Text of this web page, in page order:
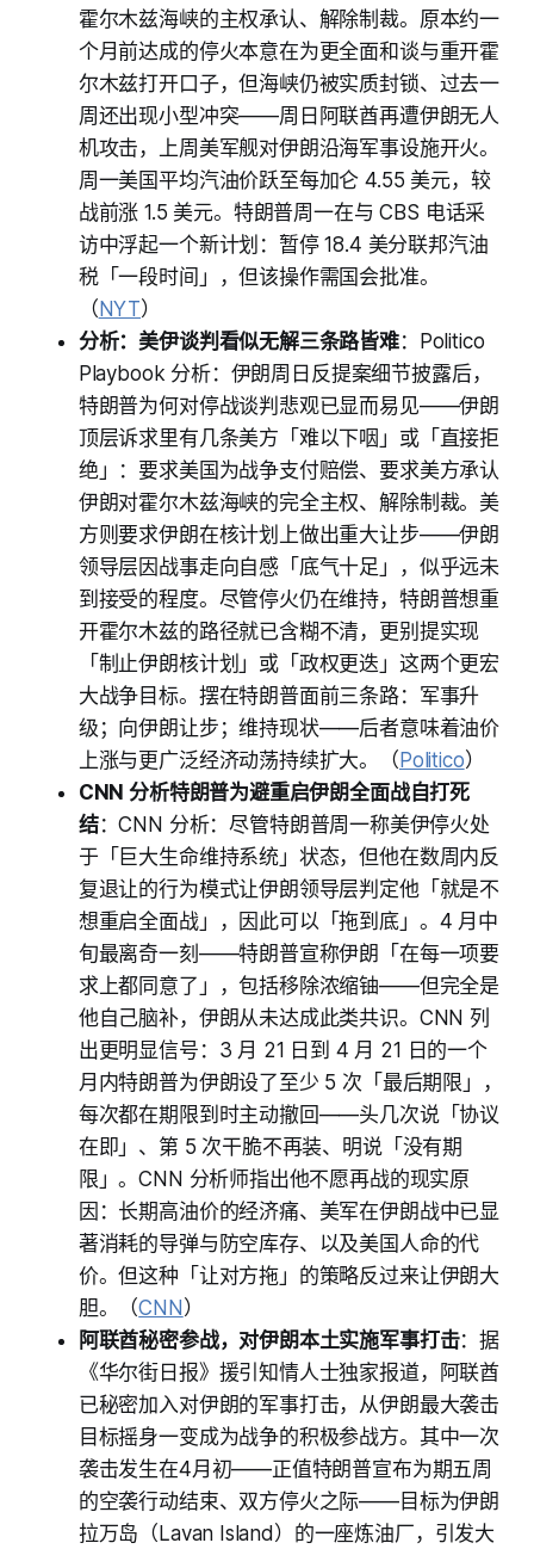
霍尔木兹海峡的主权承认、解除制裁。原本约一
个月前达成的停火本意在为更全面和谈与重开霍
尔木兹打开口子，但海峡仍被实质封锁、过去一
周还出现小型冲突——周日阿联酋再遭伊朗无人
机攻击，上周美军舰对伊朗沿海军事设施开火。
周一美国平均汽油价跃至每加仑 4.55 美元，较
战前涨 1.5 美元。特朗普周一在与 CBS 电话采
访中浮起一个新计划：暂停 18.4 美分联邦汽油
税「一段时间」，但该操作需国会批准。
（NYT）
分析：美伊谈判看似无解三条路皆难：Politico
Playbook 分析：伊朗周日反提案细节披露后，
特朗普为何对停战谈判悲观已显而易见——伊朗
顶层诉求里有几条美方「难以下咽」或「直接拒
绝」：要求美国为战争支付赔偿、要求美方承认
伊朗对霍尔木兹海峡的完全主权、解除制裁。美
方则要求伊朗在核计划上做出重大让步——伊朗
领导层因战事走向自感「底气十足」，似乎远未
到接受的程度。尽管停火仍在维持，特朗普想重
开霍尔木兹的路径就已含糊不清，更别提实现
「制止伊朗核计划」或「政权更迭」这两个更宏
大战争目标。摆在特朗普面前三条路：军事升
级；向伊朗让步；维持现状——后者意味着油价
上涨与更广泛经济动荡持续扩大。（Politico）
CNN 分析特朗普为避重启伊朗全面战自打死
结：CNN 分析：尽管特朗普周一称美伊停火处
于「巨大生命维持系统」状态，但他在数周内反
复退让的行为模式让伊朗领导层判定他「就是不
想重启全面战」，因此可以「拖到底」。4 月中
旬最离奇一刻——特朗普宣称伊朗「在每一项要
求上都同意了」，包括移除浓缩铀——但完全是
他自己脑补，伊朗从未达成此类共识。CNN 列
出更明显信号：3 月 21 日到 4 月 21 日的一个
月内特朗普为伊朗设了至少 5 次「最后期限」，
每次都在期限到时主动撤回——头几次说「协议
在即」、第 5 次干脆不再装、明说「没有期
限」。CNN 分析师指出他不愿再战的现实原
因：长期高油价的经济痛、美军在伊朗战中已显
著消耗的导弹与防空库存、以及美国人命的代
价。但这种「让对方拖」的策略反过来让伊朗大
胆。（CNN）
阿联酋秘密参战，对伊朗本土实施军事打击：据
《华尔街日报》援引知情人士独家报道，阿联酋
已秘密加入对伊朗的军事打击，从伊朗最大袭击
目标摇身一变成为战争的积极参战方。其中一次
袭击发生在4月初——正值特朗普宣布为期五周
的空袭行动结束、双方停火之际——目标为伊朗
拉万岛（Lavan Island）的一座炼油厂，引发大